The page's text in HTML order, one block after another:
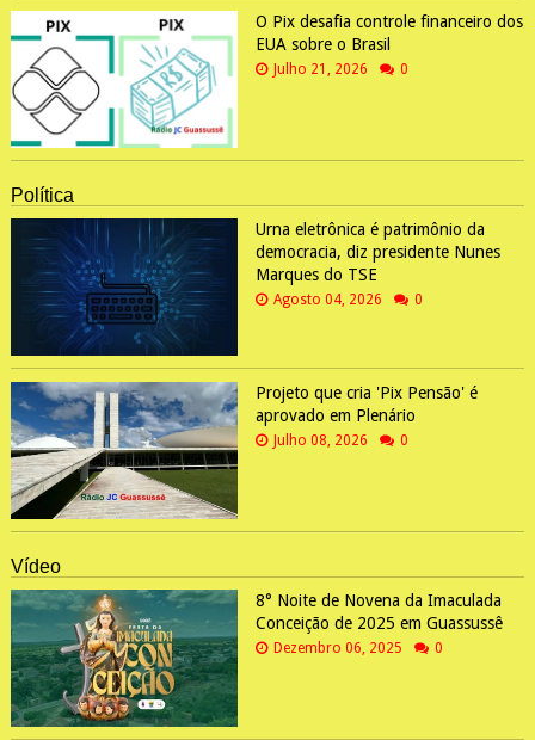
O Pix desafia controle financeiro dos
EUA sobre o Brasil
Julho 21, 2026 0
Política
Urna eletrônica é patrimônio da
democracia, diz presidente Nunes
Marques do TSE
Agosto 04, 2026 0
Projeto que cria 'Pix Pensão' é
aprovado em Plenário
Julho 08, 2026 0
Vídeo
8° Noite de Novena da Imaculada
Conceição de 2025 em Guassussê
Dezembro 06, 2025 0